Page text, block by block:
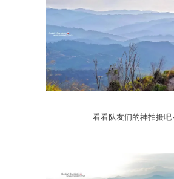
看看队友们的神拍摄吧